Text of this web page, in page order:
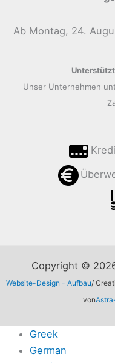
Ab Montag, 24.
Unser Unternehmen
Copyright © 2026
Website-Design - Aufbau/
von
Greek
German